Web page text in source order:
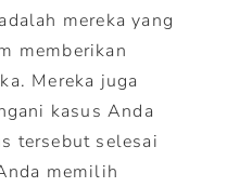
mereka yang
memberikan
Mereka juga
kasus Anda
tersebut selesai
memilih